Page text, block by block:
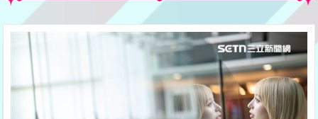
由遊騎兵在主場戲劇性勝出，李政厚的意
外失誤成為比賽關鍵轉折，引發球迷熱
議。